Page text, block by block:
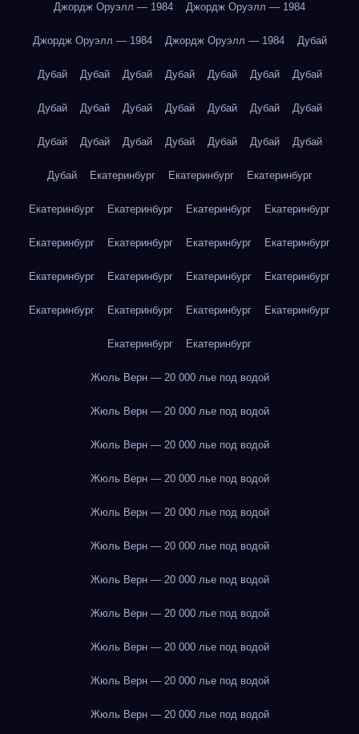
Джордж Оруэлл — 1984 Джордж Оруэлл — 1984
Джордж Оруэлл — 1984 Джордж Оруэлл — 1984 Дубай
Дубай Дубай Дубай Дубай Дубай Дубай Дубай
Дубай Дубай Дубай Дубай Дубай Дубай Дубай
Дубай Дубай Дубай Дубай Дубай Дубай Дубай
Дубай Екатеринбург Екатеринбург Екатеринбург
Екатеринбург Екатеринбург Екатеринбург Екатеринбург
Екатеринбург Екатеринбург Екатеринбург Екатеринбург
Екатеринбург Екатеринбург Екатеринбург Екатеринбург
Екатеринбург Екатеринбург Екатеринбург Екатеринбург
Екатеринбург Екатеринбург
Жюль Верн — 20 000 лье под водой
Жюль Верн — 20 000 лье под водой
Жюль Верн — 20 000 лье под водой
Жюль Верн — 20 000 лье под водой
Жюль Верн — 20 000 лье под водой
Жюль Верн — 20 000 лье под водой
Жюль Верн — 20 000 лье под водой
Жюль Верн — 20 000 лье под водой
Жюль Верн — 20 000 лье под водой
Жюль Верн — 20 000 лье под водой
Жюль Верн — 20 000 лье под водой